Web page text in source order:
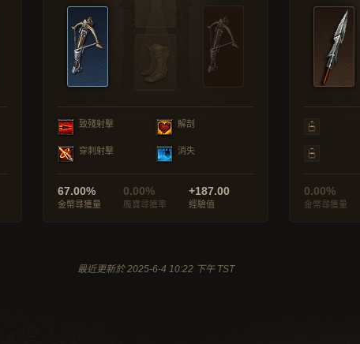
致殘射擊 解剖
穿刺射擊 消失
67.00%
金幣尋獲量
0.00%
魔寶尋獲率
+187.00
經驗值
0.00%
金幣尋獲量
最近更新於 2025-6-4 10:22 下午 TST